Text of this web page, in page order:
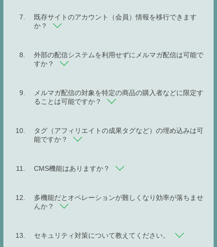
既存サイトのアカウント（会員）情報を移行できます
か？
外部の配信システムを利用せずにメルマガ配信は可能で
すか？
メルマガ配信の対象を特定の商品の購入者などに限定す
ることは可能ですか？
タグ（アフィリエイトの成果タグなど）の埋め込みは可
能ですか？
CMS機能はありますか？
多機能だとオペレーションが難しくなり効率が落ちませ
んか？
セキュリティ対策について教えてください。